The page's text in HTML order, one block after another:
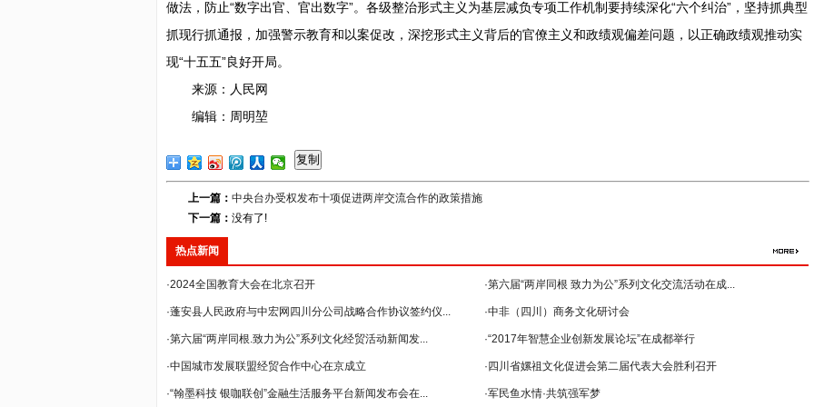
做法，防止“数字出官、官出数字”。各级整治形式主义为基层减负专项工作机制要持续深化“六个纠治”，坚持抓典型
抓现行抓通报，加强警示教育和以案促改，深挖形式主义背后的官僚主义和政绩观偏差问题，以正确政绩观推动实
现“十五五”良好开局。
来源：人民网
编辑：周明堃
复制
上一篇： 中央台办受权发布十项促进两岸交流合作的政策措施
下一篇： 没有了!
热点新闻
·2024全国教育大会在北京召开 ·第六届“两岸同根 致力为公”系列文化交流活动在成...
·蓬安县人民政府与中宏网四川分公司战略合作协议签约仪... ·中非（四川）商务文化研讨会
--暨2018年...
·第六届“两岸同根.致力为公”系列文化经贸活动新闻发... ·“2017年智慧企业创新发展论坛”在成都举行
·中国城市发展联盟经贸合作中心在京成立 ·四川省嫘祖文化促进会第二届代表大会胜利召开
·“翰墨科技 银咖联创”金融生活服务平台新闻发布会在... ·军民鱼水情·共筑强军梦